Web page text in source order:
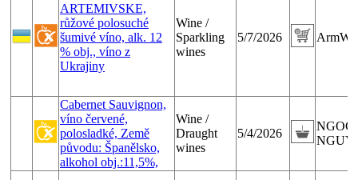
ARTEMIVSKE,
růžové polosuché
šumivé víno, alk. 12
% obj., víno z
Ukrajiny
Wine /
Sparkling
wines
5/7/2026
Cabernet Sauvignon,
víno červené,
polosladké, Země
původu: Španělsko,
alkohol obj.:11,5%,
Wine /
Draught
wines
5/4/2026